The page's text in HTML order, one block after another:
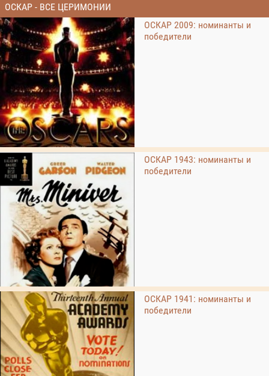
ОСКАР - ВСЕ ЦЕРИМОНИИ
ОСКАР 2009: номинанты и
победители
ОСКАР 1943: номинанты и
победители
ОСКАР 1941: номинанты и
победители